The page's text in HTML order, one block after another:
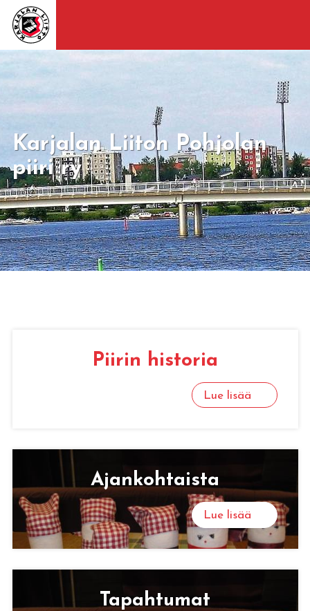
Karjalan Liiton Pohjolan
piiri ry
Pii­rin his­to­ria
Lue lisää
Ajan­koh­tais­ta
Lue lisää
Ta­pah­tu­mat